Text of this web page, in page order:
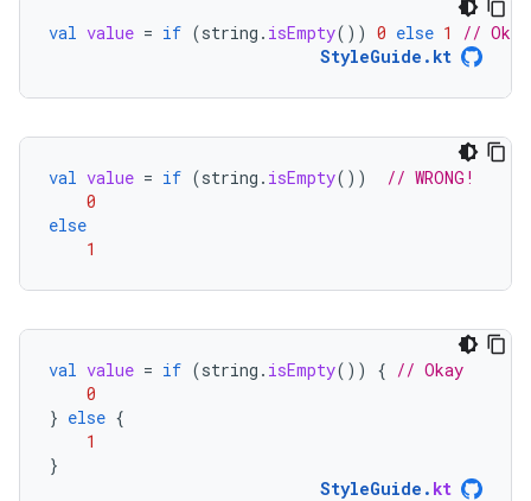
val value = if (string . isEmpty()) 0 else 1
// Okay
StyleGuide.kt
val value = if (string . isEmpty())
// WRONG!
0
else
1
val value = if (string . isEmpty()) { // Okay
0
} else {
1
}
StyleGuide . kt